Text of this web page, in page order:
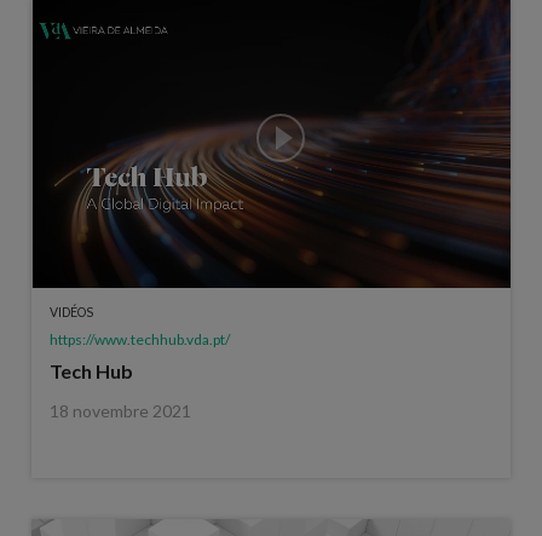
VIDÉOS
https://www.techhub.vda.pt/
Tech Hub
18 novembre 2021